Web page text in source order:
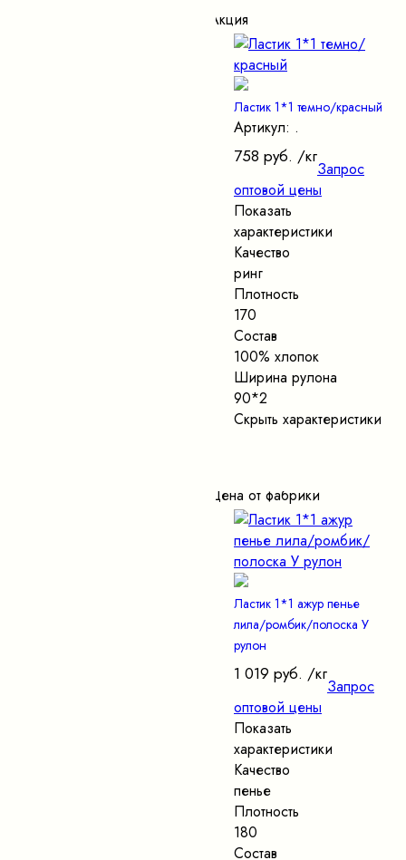
Акция
Ластик 1*1 темно/красный
Артикул: .
758 руб. /кг
Запрос
оптовой цены
Показать
характеристики
Качество
ринг
Плотность
170
Состав
100% хлопок
Ширина рулона
90*2
Скрыть характеристики
Цена от фабрики
Ластик 1*1 ажур пенье
лила/ромбик/полоска У
рулон
1 019 руб. /кг
Запрос
оптовой цены
Показать
характеристики
Качество
пенье
Плотность
180
Состав